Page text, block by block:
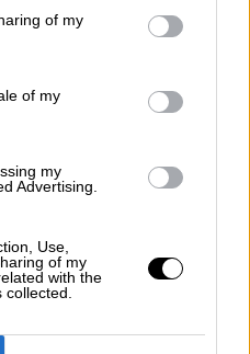
of my
of my
my
Advertising.
Use,
of my
with the
ESPAÑOL
a la “unión
derecha
Partido Socialista,